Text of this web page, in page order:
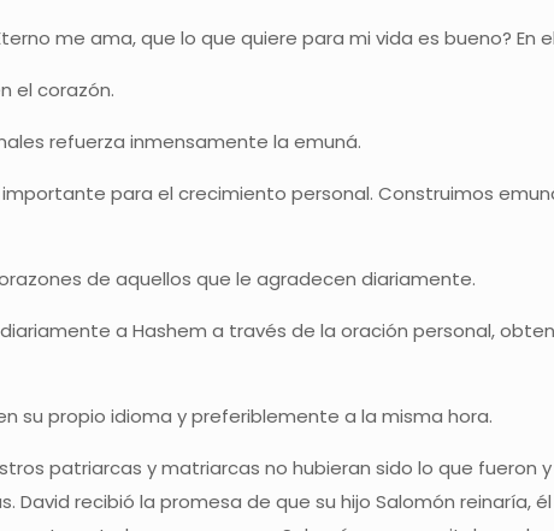
me ama, que lo que quiere para mi vida es bueno? En
el corazón.
refuerza inmensamente la emuná.
para el crecimiento personal. Construimos
de aquellos que le agradecen diariamente.
a Hashem a través de la oración personal,
su propio idioma y preferiblemente a la misma hora.
patriarcas y matriarcas no hubieran sido lo que
David recibió la promesa de que su hijo Salomón reinaría,